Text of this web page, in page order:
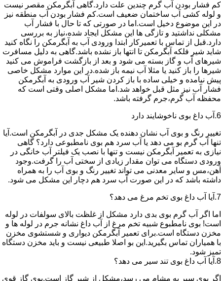
کم فشار بودن آب گرم چندین علت دارد.گاهی آبگرمکن مقصر نیست
و لوله کشی آب ساختمان ضعیف است.کم فشار بودن آب منطقه نیز
در این موضوع دخیل است.اما در صورتی که تا حال با فشار آب
مشکلی نداشتید و تازگی ها این مشکل ایجاد شده،نیاز به بررسی
دارد.قبل از تماس با تعمیرکار ابتدا ورودی آب به آبگرمکن را نگاه کنید
شاید شیر فلکه آبگرمکن تا انتها باز نشده باشد.گاهی به دلیل مسافرت
شیرهای آب و گاز بسته می شود و بعد از بازگشت فراموش می کنید
شیرها را باز کنید یا مثلا آب نیمه باز شده.در این موارد مشکل خاصی
پیش نیامده و خیلی ساده با باز کردن شیر آب ورودی به آبگرمکن
فشار آب نیز مثل قبل خواهد شد.اما مشکل اصلی وقتی است که
محفظه آب گرم،جرم گرفته باشد.
6.آب داغ بوی ناخوشایند دارد
تغییر رنگ و بوی آب نشان دهنده یک مشکل جدی در آبگرمکن است.آیا
تنها آب گرم بو می دهد یا آب سرد هم بوی نامطبوعی دارد؟ گاهی
نیازی به تعمیر آبگرمکن نیست و تنها با نصب یک فیلتر آب خانگی در
ورودی دستگاه می توان مقدار زیادی از سختی آب را گرفت.وجود
آهن،مس و سایر معدنی می تواند تغییر رنگ و بوی آب را به همراه
داشته باشد که در این صورت آب سرد هم دچار این مشکل می شود.
7.آیا آب داغ بوی تخم مرغ می دهد؟
اما اگر آب گرم بوی بدی دارد مشکل از غلظت بالای سولفات در لوله
است! بوی نامطبوع شبیه تخم مرغ از آب داغ نشانه جرم در لوله ها و
مخزن دستگاه است.برای تعمیر آبگرمکن دیواری و شستشوی مخزن
با همیاران تماس بگیرید.این بو اصلا طبیعی نیست و باید مخزن دستگاه
تمیز شود.
8.آیا آب داغ بوی تند سیر می دهد؟
اگر بوی سیر به مشام می رسد،مشکل از شیر گاز است.بوی گاز قوی